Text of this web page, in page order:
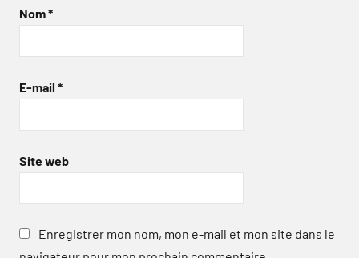
Nom*
E-mail *
Site web
Enregistrer mon nom, mon e-mail et mon site dans le